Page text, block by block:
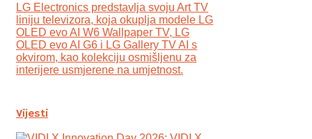
LG Electronics predstavlja svoju Art TV
liniju televizora, koja okuplja modele LG
OLED evo AI W6 Wallpaper TV, LG
OLED evo AI G6 i LG Gallery TV AI s
okvirom, kao kolekciju osmišljenu za
interijere usmjerene na umjetnost.
Vijesti